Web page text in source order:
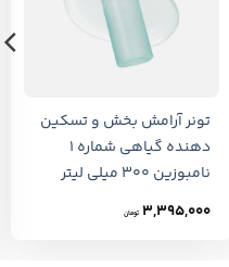
تونر آرامش بخش و تسکین
دهنده گیاهی شماره 1
نامبوزین 300 میلی لیتر
3,395,000 تومان